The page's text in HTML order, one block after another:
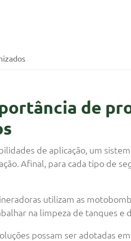
de
de aplicação, um
Afinal, para cada tipo de
utilizam as
na limpeza de tanques e
possam ser adotadas